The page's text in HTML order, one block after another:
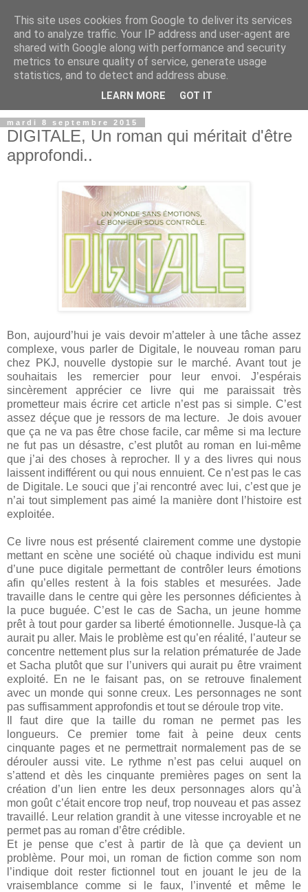
mardi 8 septembre 2015
DIGITALE, Un roman qui méritait d'être
approfondi..
Bon, aujourd’hui je vais devoir m’atteler à une tâche assez
complexe, vous parler de Digitale, le nouveau roman paru
chez PKJ, nouvelle dystopie sur le marché. Avant tout je
souhaitais les remercier pour leur envoi. J’espérais
sincèrement apprécier ce livre qui me paraissait très
prometteur mais écrire cet article n’est pas si simple. C’est
assez déçue que je ressors de ma lecture. Je dois avouer
que ça ne va pas être chose facile, car même si ma lecture
ne fut pas un désastre, c’est plutôt au roman en lui-même
que j’ai des choses à reprocher. Il y a des livres qui nous
laissent indifférent ou qui nous ennuient. Ce n’est pas le cas
de Digitale. Le souci que j’ai rencontré avec lui, c’est que je
n’ai tout simplement pas aimé la manière dont l’histoire est
exploitée.
Ce livre nous est présenté clairement comme une dystopie
mettant en scène une société où chaque individu est muni
d’une puce digitale permettant de contrôler leurs émotions
afin qu’elles restent à la fois stables et mesurées. Jade
travaille dans le centre qui gère les personnes déficientes à
la puce buguée. C’est le cas de Sacha, un jeune homme
prêt à tout pour garder sa liberté émotionnelle. Jusque-là ça
aurait pu aller. Mais le problème est qu’en réalité, l’auteur se
concentre nettement plus sur la relation prématurée de Jade
et Sacha plutôt que sur l’univers qui aurait pu être vraiment
exploité. En ne le faisant pas, on se retrouve finalement
avec un monde qui sonne creux. Les personnages ne sont
pas suffisamment approfondis et tout se déroule trop vite.
Il faut dire que la taille du roman ne permet pas les
longueurs. Ce premier tome fait à peine deux cents
cinquante pages et ne permettrait normalement pas de se
dérouler aussi vite. Le rythme n’est pas celui auquel on
s’attend et dès les cinquante premières pages on sent la
création d’un lien entre les deux personnages alors qu’à
mon goût c’était encore trop neuf, trop nouveau et pas assez
travaillé. Leur relation grandit à une vitesse incroyable et ne
permet pas au roman d’être crédible.
Et je pense que c’est à partir de là que ça devient un
problème. Pour moi, un roman de fiction comme son nom
l’indique doit rester fictionnel tout en jouant le jeu de la
vraisemblance comme si le faux, l’inventé et même le
This site uses cookies from Google to deliver its services
and to analyze traffic. Your IP address and user-agent are
shared with Google along with performance and security
metrics to ensure quality of service, generate usage
statistics, and to detect and address abuse.
LEARN MORE GOT IT